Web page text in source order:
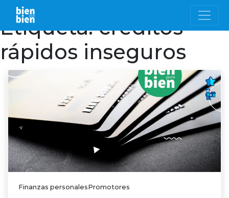
Etiqueta:créditos
rápidos inseguros
Finanzas personalesPromotores